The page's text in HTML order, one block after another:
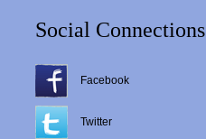
Social Connections
Facebook
Twitter